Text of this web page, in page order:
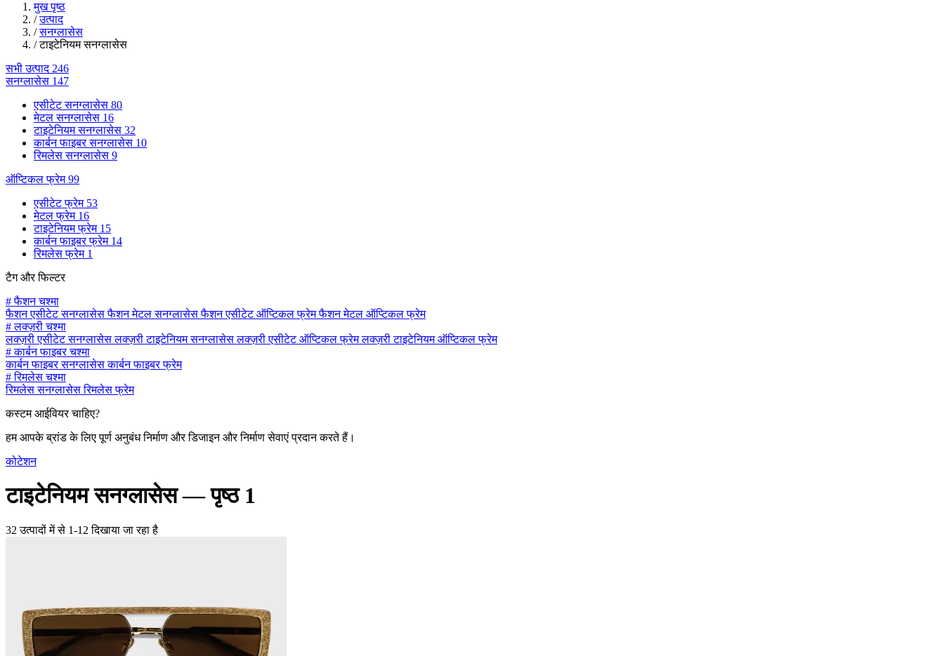
मुख पृष्ठ
/उत्पाद
/सनग्लासेस
/टाइटेनियम सनग्लासेस
सभी उत्पाद 246
सनग्लासेस 147
एसीटेट सनग्लासेस 80
मेटल सनग्लासेस 16
टाइटेनियम सनग्लासेस 32
कार्बन फाइबर सनग्लासेस 10
रिमलेस सनग्लासेस 9
ऑप्टिकल फ्रेम 99
एसीटेट फ्रेम 53
मेटल फ्रेम 16
टाइटेनियम फ्रेम 15
कार्बन फाइबर फ्रेम 14
रिमलेस फ्रेम 1
टैग और फिल्टर
#फैशन चश्मा
फैशन एसीटेट सनग्लासेसफैशन मेटल सनग्लासेसफैशन एसीटेट ऑप्टिकल फ्रेमफैशन मेटल ऑप्टिकल फ्रेम
#लक्ज़री चश्मा
लक्ज़री एसीटेट सनग्लासेसलक्ज़री टाइटेनियम सनग्लासेसलक्ज़री एसीटेट ऑप्टिकल फ्रेमलक्ज़री टाइटेनियम ऑप्टिकल फ्रेम
#कार्बन फाइबर चश्मा
कार्बन फाइबर सनग्लासेसकार्बन फाइबर फ्रेम
#रिमलेस चश्मा
रिमलेस सनग्लासेसरिमलेस फ्रेम
कस्टम आईवियर चाहिए?
हम आपके ब्रांड के लिए पूर्ण अनुबंध निर्माण और डिजाइन और निर्माण सेवाएं प्रदान करते हैं।
कोटेशन
टाइटेनियम सनग्लासेस —पृष्ठ 1
32 उत्पादों में से 1-12 दिखाया जा रहा है